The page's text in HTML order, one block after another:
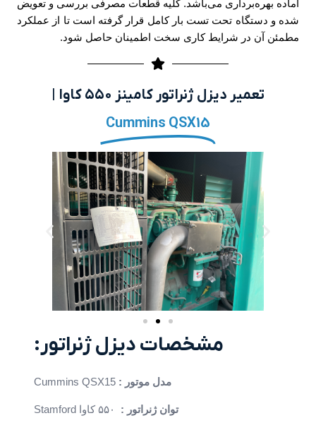
آماده بهره‌برداری می‌باشد. کلیه قطعات مصرفی بررسی و تعویض
شده و دستگاه تحت تست بار کامل قرار گرفته است تا از عملکرد
مطمئن آن در شرایط کاری سخت اطمینان حاصل شود.
تعمیر دیزل ژنراتور کامینز ۵۵۰ کاوا |
Cummins QSX15
مشخصات دیزل ژنراتور:
مدل موتور :
توان ژنراتور :